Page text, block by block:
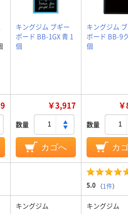
キングジム ブギー
ボード BB-1GX 青 1
個
キングジム
ボード BB-9
個
￥3,917
数量
カゴへ
数量
カ
5.0 （1件）
キングジム キングジム